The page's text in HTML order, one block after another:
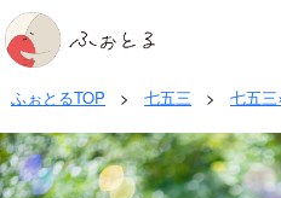
ふぉとるTOP > 七五三 > 七五